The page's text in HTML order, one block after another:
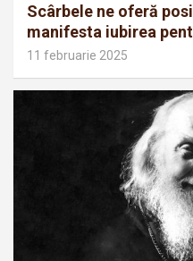
Scârbele ne oferă
manifesta iubirea
11 februarie 2025